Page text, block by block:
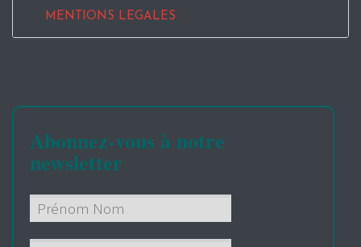
MENTIONS LEGALES
Abonnez-vous à notre
newsletter